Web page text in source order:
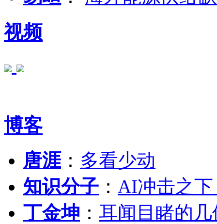
视频
博客
唐涯： 多看少动
知识分子 ： AI冲击之
丁金坤 ： 耳闻目睹的